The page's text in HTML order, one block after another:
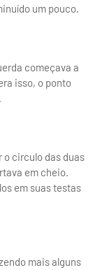
um pouco.
começava a
isso, o ponto
circulo das duas
em cheio.
em suas testas
mais alguns